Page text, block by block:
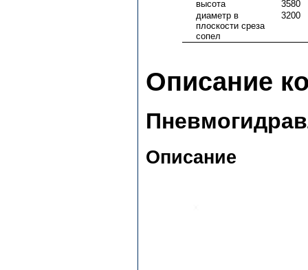
высота
3580
диаметр в
плоскости среза
сопел
3200
Описание
Описание